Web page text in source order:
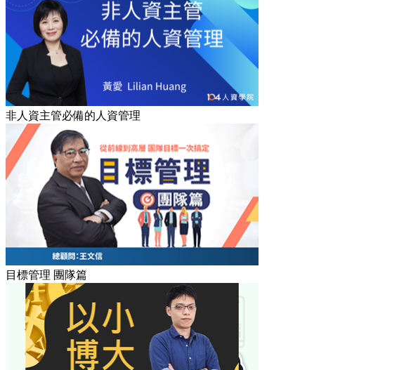
非人資主管必備的人資管理
目標管理 團隊篇